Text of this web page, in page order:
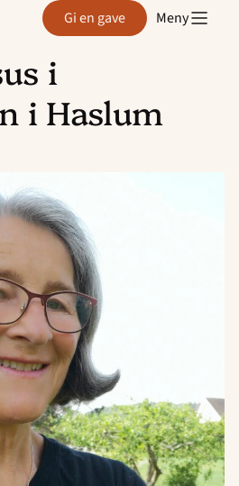
Gi en gave Meny
i
i Haslum